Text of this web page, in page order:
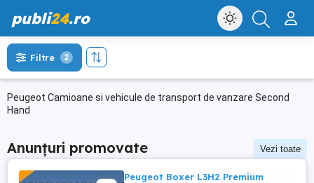
publi24.ro
Peugeot Camioane si vehicule de transport de vanzare Second
Hand
Filtre 2
Anunțuri promovate Vezi toate
Peugeot Boxer L3H2 Premium